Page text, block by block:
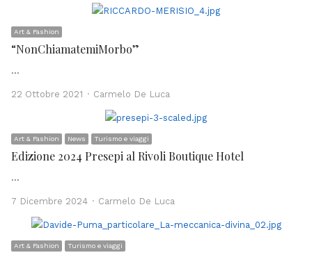
Art & Fashion
“NonChiamatemiMorbo”
…
22 Ottobre 2021 Author
Carmelo De Luca
Art & Fashion News Turismo e viaggi
Edizione 2024 Presepi al Rivoli Boutique Hotel
…
7 Dicembre 2024 Author
Carmelo De Luca
Art & Fashion Turismo e viaggi